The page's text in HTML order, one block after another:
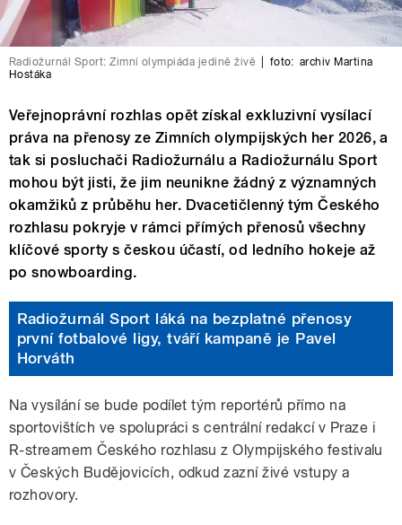
Radiožurnál Sport: Zimní olympiáda jedině živě foto: archiv Martina
Hostáka
Veřejnoprávní rozhlas opět získal exkluzivní vysílací
práva na přenosy ze Zimních olympijských her 2026, a
tak si posluchači Radiožurnálu a Radiožurnálu Sport
mohou být jisti, že jim neunikne žádný z významných
okamžiků z průběhu her. Dvacetičlenný tým Českého
rozhlasu pokryje v rámci přímých přenosů všechny
klíčové sporty s českou účastí, od ledního hokeje až
po snowboarding.
Radiožurnál Sport láká na bezplatné přenosy
první fotbalové ligy, tváří kampaně je Pavel
Horváth
Na vysílání se bude podílet tým reportérů přímo na
sportovištích ve spolupráci s centrální redakcí v Praze i
R-streamem Českého rozhlasu z Olympijského festivalu
v Českých Budějovicích, odkud zazní živé vstupy a
rozhovory.